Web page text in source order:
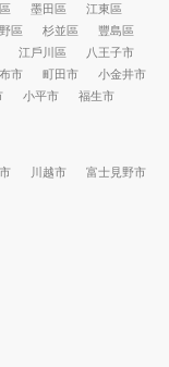
墨田區
江東區
區 杉並區
豐島區
江戶川區
八王子市
市 町田市
小金井市
小平市
福生市
川越市
富士見野市